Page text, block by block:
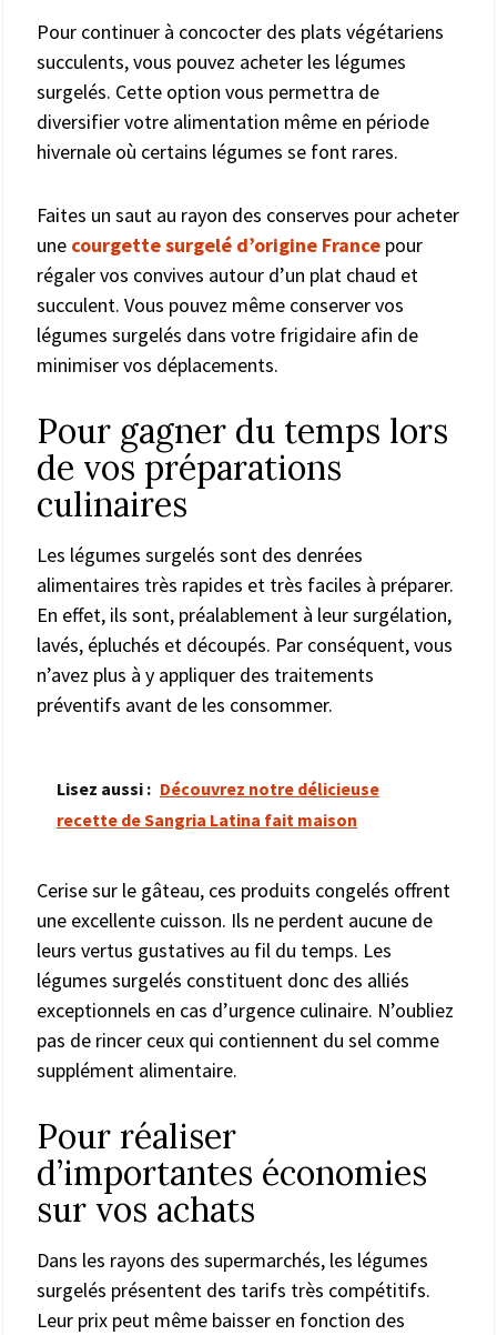
Pour continuer à concocter des plats végétariens
succulents, vous pouvez acheter les légumes
surgelés. Cette option vous permettra de
diversifier votre alimentation même en période
hivernale où certains légumes se font rares.
Faites un saut au rayon des conserves pour acheter
une courgette surgelé d’origine France pour
régaler vos convives autour d’un plat chaud et
succulent. Vous pouvez même conserver vos
légumes surgelés dans votre frigidaire afin de
minimiser vos déplacements.
Pour gagner du temps lors
de vos préparations
culinaires
Les légumes surgelés sont des denrées
alimentaires très rapides et très faciles à préparer.
En effet, ils sont, préalablement à leur surgélation,
lavés, épluchés et découpés. Par conséquent, vous
n’avez plus à y appliquer des traitements
préventifs avant de les consommer.
Lisez aussi : Découvrez notre délicieuse
recette de Sangria Latina fait maison
Cerise sur le gâteau, ces produits congelés offrent
une excellente cuisson. Ils ne perdent aucune de
leurs vertus gustatives au fil du temps. Les
légumes surgelés constituent donc des alliés
exceptionnels en cas d’urgence culinaire. N’oubliez
pas de rincer ceux qui contiennent du sel comme
supplément alimentaire.
Pour réaliser
d’importantes économies
sur vos achats
Dans les rayons des supermarchés, les légumes
surgelés présentent des tarifs très compétitifs.
Leur prix peut même baisser en fonction des